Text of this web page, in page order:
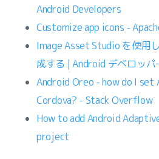
Android Developers
Customize app icons -
Image Asset Studio を使用
成する | Android デベロッ
Android Oreo - how do I set
Cordova? - Stack Overflow
How to add Android
project